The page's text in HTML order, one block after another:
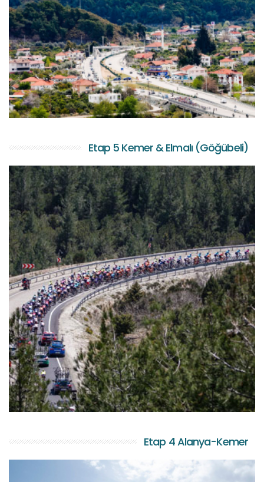
Etap 5 Kemer & Elmalı (Göğübeli)
Etap 4 Alanya-Kemer